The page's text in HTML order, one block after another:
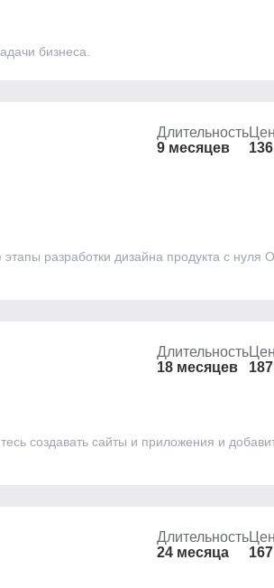
бизнеса.
Длительность
9 месяцев
разработки дизайна продукта с нуля
Длительность
18 месяцев
создавать сайты и приложения и
Длительность
24 месяца